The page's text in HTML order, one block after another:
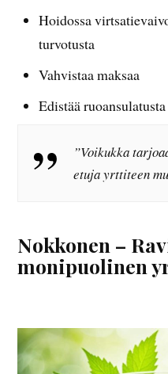
Hoidossa
turvotusta
Vahvistaa maksaa
Edistää ruoansulatusta
”Voikukka
etuja yrttiteen
Nokkonen –
monipuolinen